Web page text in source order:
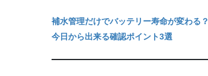
補水管理だけでバッテリー寿命が変わる？
今日から出来る確認ポイント3選